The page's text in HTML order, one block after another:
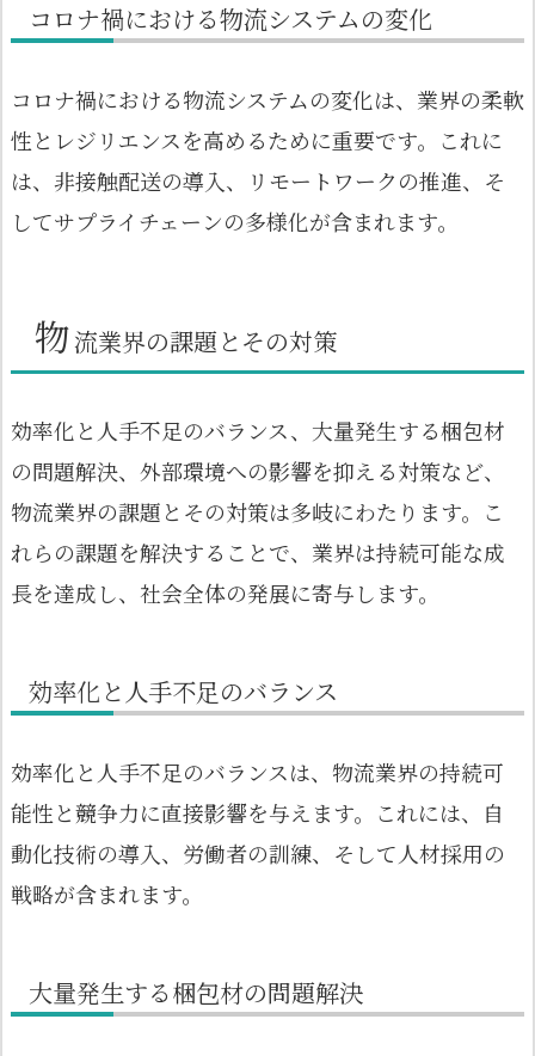
コロナ禍における物流システムの変化
コロナ禍における物流システムの変化は、業界の柔軟
性とレジリエンスを高めるために重要です。これに
は、非接触配送の導入、リモートワークの推進、そ
してサプライチェーンの多様化が含まれます。
物流業界の課題とその対策
効率化と人手不足のバランス、大量発生する梱包材
の問題解決、外部環境への影響を抑える対策など、
物流業界の課題とその対策は多岐にわたります。こ
れらの課題を解決することで、業界は持続可能な成
長を達成し、社会全体の発展に寄与します。
効率化と人手不足のバランス
効率化と人手不足のバランスは、物流業界の持続可
能性と競争力に直接影響を与えます。これには、自
動化技術の導入、労働者の訓練、そして人材採用の
戦略が含まれます。
大量発生する梱包材の問題解決